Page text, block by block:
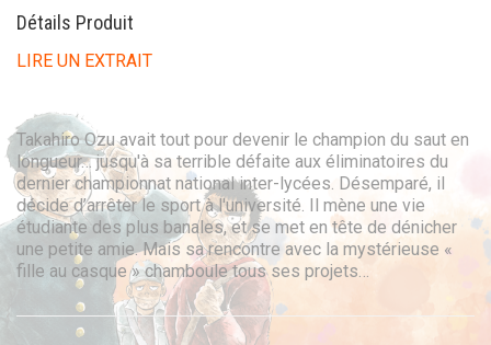
Détails Produit
LIRE UN EXTRAIT
Takahiro Ozu avait tout pour devenir le champion du saut en
longueur… jusqu'à sa terrible défaite aux éliminatoires du
dernier championnat national inter-lycées. Désemparé, il
décide d’arrêter le sport à l'université. Il mène une vie
étudiante des plus banales, et se met en tête de dénicher
une petite amie. Mais sa rencontre avec la mystérieuse «
fille au casque » chamboule tous ses projets…